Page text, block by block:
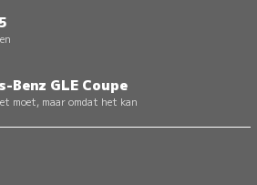
Benz GLE Coupe
moet, maar omdat het kan